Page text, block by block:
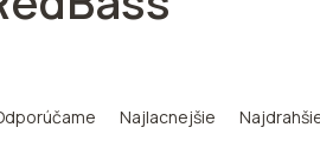
Najlacnejšie